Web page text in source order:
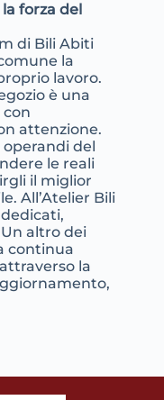
forza del
di Bili Abiti
la
lavoro.
è una
con
attenzione.
del
le reali
il miglior
All’Atelier Bili
altro dei
continua
la